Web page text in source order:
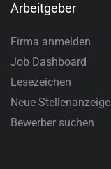
Arbeitgeber
Firma anmelden
Job Dashboard
Lesezeichen
Neue Stellenanzeige
Bewerber suchen